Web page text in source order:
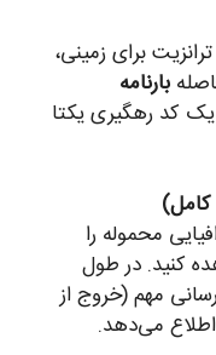
برای زمینی،
بارنامه
کد رهگیری یکتا
محموله را
کنید. در طول
مهم (خروج از
اطلاع می‌دهد.